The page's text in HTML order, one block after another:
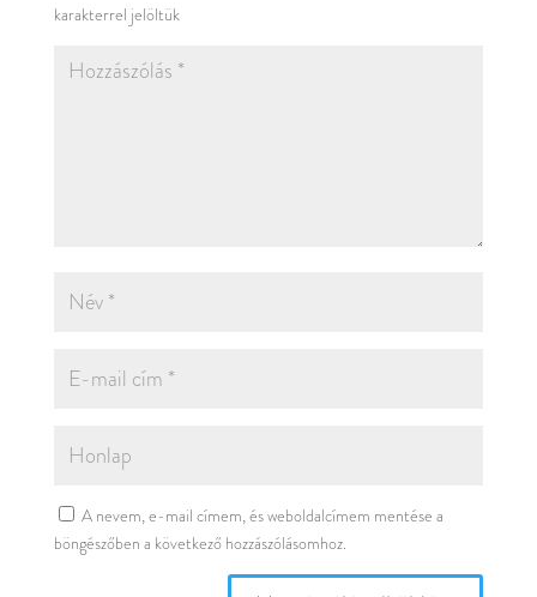
karakterrel jelöltük
A nevem, e-mail címem, és weboldalcímem mentése a
böngészőben a következő hozzászólásomhoz.